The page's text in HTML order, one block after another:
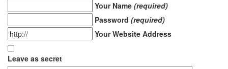
Your Name (required)
Password (required)
Your Website Address
Leave as secret
Tag
mg40
올
레
뮤